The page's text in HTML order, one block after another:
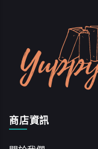
商店資訊